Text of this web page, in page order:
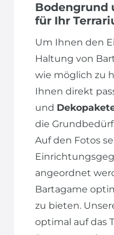
Bodengrund
für Ihr
Um Ihnen den
Haltung von
wie möglich zu
Ihnen direkt
und
die
Auf den Fotos
angeordnet
Bartagame
zu bieten.
optimal auf das